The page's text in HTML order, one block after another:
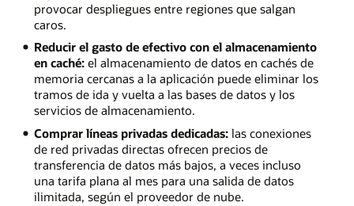
provocar despliegues entre regiones que salgan
caros.
Reducir el gasto de efectivo con el almacenamiento
en caché:el almacenamiento de datos en cachés de
memoria cercanas a la aplicación puede eliminar los
tramos de ida y vuelta a las bases de datos y los
servicios de almacenamiento.
Comprar líneas privadas dedicadas:las conexiones
de red privadas directas ofrecen precios de
transferencia de datos más bajos, a veces incluso
una tarifa plana al mes para una salida de datos
ilimitada, según el proveedor de nube.